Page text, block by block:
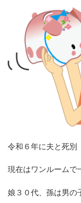
令和６年に夫と死別
現在はワンルームで
娘３０代、孫は男の